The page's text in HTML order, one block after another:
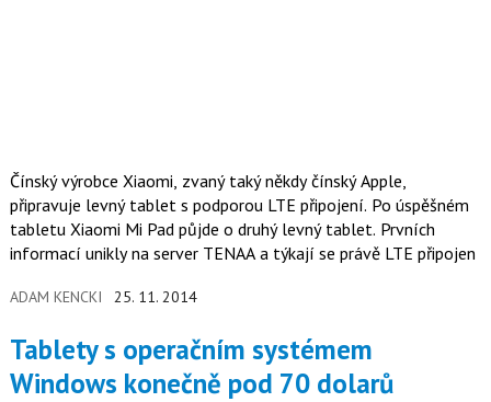
Čínský výrobce Xiaomi, zvaný taký někdy čínský Apple,
připravuje levný tablet s podporou LTE připojení. Po úspěšném
tabletu Xiaomi Mi Pad půjde o druhý levný tablet. Prvních
informací unikly na server TENAA a týkají se právě LTE připojen
ADAM KENCKI 25. 11. 2014
Tablety s operačním systémem
Windows konečně pod 70 dolarů